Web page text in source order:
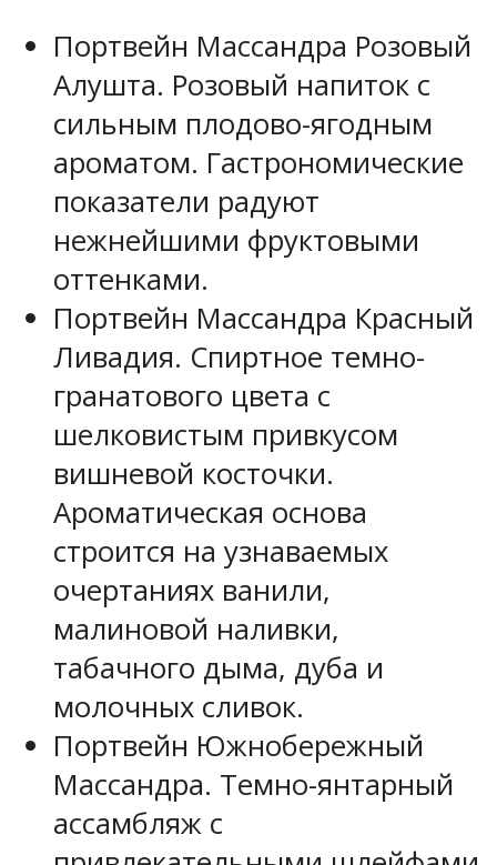
Портвейн Массандра Розовый
Алушта. Розовый напиток с
сильным плодово-ягодным
ароматом. Гастрономические
показатели радуют
нежнейшими фруктовыми
оттенками.
Портвейн Массандра Красный
Ливадия. Спиртное темно-
гранатового цвета с
шелковистым привкусом
вишневой косточки.
Ароматическая основа
строится на узнаваемых
очертаниях ванили,
малиновой наливки,
табачного дыма, дуба и
молочных сливок.
Портвейн Южнобережный
Массандра. Темно-янтарный
ассамбляж с